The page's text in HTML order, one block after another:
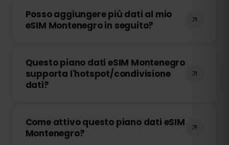
connessione verrà interrotta. Puoi
ricaricare facilmente la tua eSIM dal
Posso aggiungere più dati al mio
eSIM Montenegro in seguito?
qualsiasi momento senza dover
reinstallare la tua eSIM. Accedi al tuo
account e seleziona il quantitativo di dati
Questo piano dati eSIM Montenegro
supporta l'hotspot/condivisione
dati?
dati tramite hotspot con altri dispositivi.
Tuttavia, velocità e disponibilità
Come attivo questo piano dati eSIM
Montenegro?